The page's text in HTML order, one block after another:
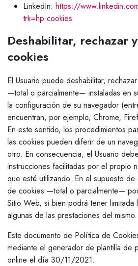
LinkedIn: https://
trk=hp-cookies
Deshabilitar, rechazar
cookies
El Usuario puede deshabilitar,
—total o parcialmente— instaladas en
la configuración de su navegador
encuentran, por ejemplo, Chrome,
En este sentido, los procedimientos
las cookies pueden diferir de un
otro. En consecuencia, el Usuario
instrucciones facilitadas por el propio
que esté utilizando. En el supuesto
de cookies —total o parcialmente—
Sitio Web, si bien podrá tener limitada
algunas de las prestaciones del mismo.
Este documento de Política de
mediante el generador de plantilla de
online el día 30/11/2021.